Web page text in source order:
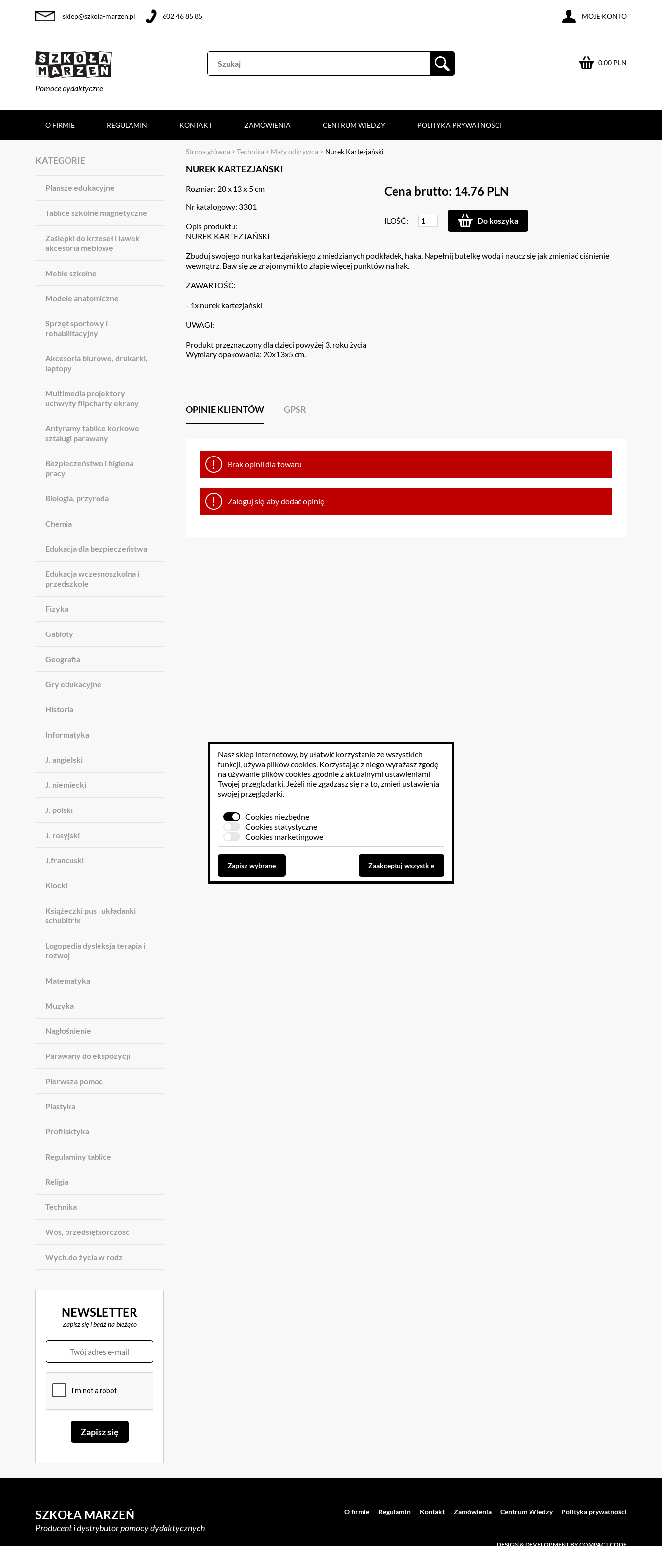
Pomoce dydaktyczne
0.00 PLN
sklep@szkola-marzen.pl 602 46 85 85 MOJE KONTO
O FIRMIE REGULAMIN KONTAKT ZAMÓWIENIA CENTRUM WIEDZY POLITYKA PRYWATNOŚCI
KATEGORIE
Plansze edukacyjne
Tablice szkolne magnetyczne
Zaślepki do krzeseł i ławek
akcesoria meblowe
Meble szkolne
Modele anatomiczne
Sprzęt sportowy i
rehabilitacyjny
Akcesoria biurowe, drukarki,
laptopy
Multimedia projektory
uchwyty flipcharty ekrany
Antyramy tablice korkowe
sztalugi parawany
Bezpieczeństwo i higiena
pracy
Biologia, przyroda
Chemia
Edukacja dla bezpieczeństwa
Edukacja wczesnoszkolna i
przedszkole
Fizyka
Gabloty
Geografia
Gry edukacyjne
Historia
Informatyka
J. angielski
J. niemiecki
J. polski
J. rosyjski
J.francuski
Klocki
Książeczki pus , układanki
schubitrix
Logopedia dysleksja terapia i
rozwój
Matematyka
Muzyka
Nagłośnienie
Parawany do ekspozycji
Pierwsza pomoc
Plastyka
Profilaktyka
Regulaminy tablice
Religia
Technika
Wos, przedsiębiorczość
Wych.do życia w rodz
NEWSLETTER
Zapisz się i bądź na bieżąco
Strona główna > Technika > Mały odkrywca > Nurek Kartezjański
NUREK KARTEZJAŃSKI
Cena brutto: 14.76 PLN
ILOŚĆ: Do koszyka
Rozmiar: 20 x 13 x 5 cm
Nr katalogowy: 3301
Opis produktu:
NUREK KARTEZJAŃSKI
Zbuduj swojego nurka kartezjańskiego z miedzianych podkładek, haka. Napełnij butelkę wodą i naucz się jak zmieniać ciśnienie
wewnątrz. Baw się ze znajomymi kto złapie więcej punktów na hak.
ZAWARTOŚĆ:
- 1x nurek kartezjański
UWAGI:
Produkt przeznaczony dla dzieci powyżej 3. roku życia
Wymiary opakowania: 20x13x5 cm.
OPINIE KLIENTÓW GPSR
Brak opinii dla towaru
Zaloguj się, aby dodać opinię
SZKOŁA MARZEŃ
Producent i dystrybutor pomocy dydaktycznych
O firmie Regulamin Kontakt Zamówienia Centrum Wiedzy Polityka prywatności
DESIGN & DEVELOPMENT BY COMPACT CODE
Nasz sklep internetowy, by ułatwić korzystanie ze wszystkich
funkcji, używa plików cookies. Korzystając z niego wyrażasz zgodę
na używanie plików cookies zgodnie z aktualnymi ustawieniami
Twojej przeglądarki. Jeżeli nie zgadzasz się na to, zmień ustawienia
swojej przeglądarki.
Cookies niezbędne
Cookies statystyczne
Cookies marketingowe
Zapisz wybrane Zaakceptuj wszystkie